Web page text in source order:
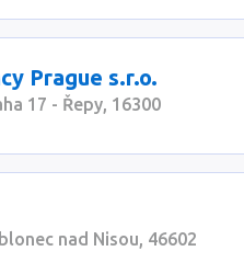
Prague s.r.o.
17 - Řepy, 16300
nad Nisou, 46602